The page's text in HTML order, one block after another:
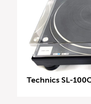
Technics SL-